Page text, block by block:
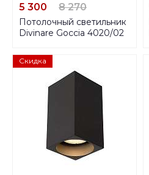
5 300 8 270
Потолочный светильник
Divinare Goccia 4020/02
Скидка